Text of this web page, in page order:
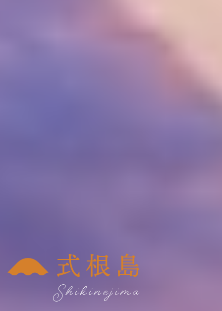
式根島
Shikinejima